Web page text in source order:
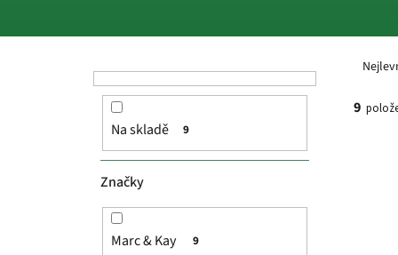
P
Na skladě 9
Značky
Marc & Kay 9
Ř
e
9